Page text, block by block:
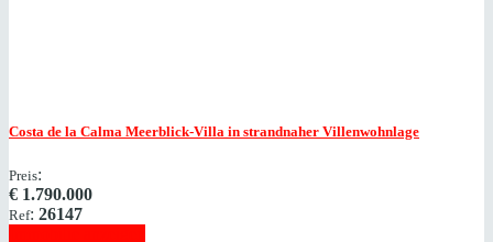
Costa de la Calma Meerblick-Villa in strandnaher Villenwohnlage
Preis:
€ 1.790.000
Ref: 26147